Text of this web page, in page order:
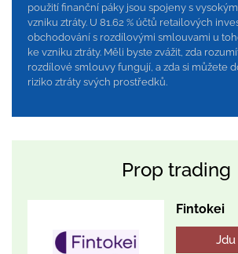
použití finanční páky jsou spojeny s
vzniku ztráty. U 81.62 % účtů retailových
obchodování s rozdílovými smlouvami u
ke vzniku ztráty. Měli byste zvážit, zda
rozdílové smlouvy fungují, a zda si můžete
riziko ztráty svých prostředků.
Prop trading
Fintokei